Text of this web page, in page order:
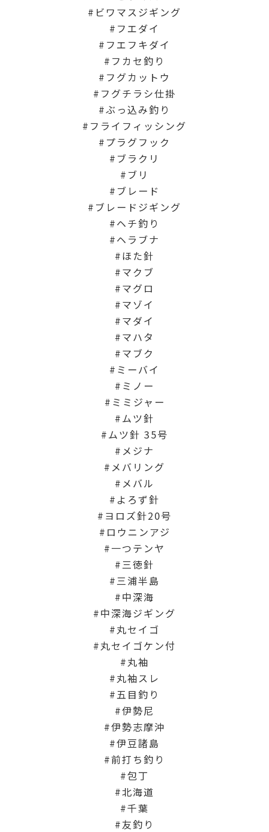
ビワマスジギング
フエダイ
フエフキダイ
フカセ釣り
フグカットウ
フグチラシ仕掛
ぶっ込み釣り
フライフィッシング
プラグフック
ブラクリ
ブリ
ブレード
ブレードジギング
ヘチ釣り
ヘラブナ
ほた針
マクブ
マグロ
マゾイ
マダイ
マハタ
マブク
ミーバイ
ミノー
ミミジャー
ムツ針
ムツ針 35号
メジナ
メバリング
メバル
よろず針
ヨロズ針20号
ロウニンアジ
一つテンヤ
三徳針
三浦半島
中深海
中深海ジギング
丸セイゴ
丸セイゴケン付
丸袖
丸袖スレ
五目釣り
伊勢尼
伊勢志摩沖
伊豆諸島
前打ち釣り
包丁
北海道
千葉
友釣り